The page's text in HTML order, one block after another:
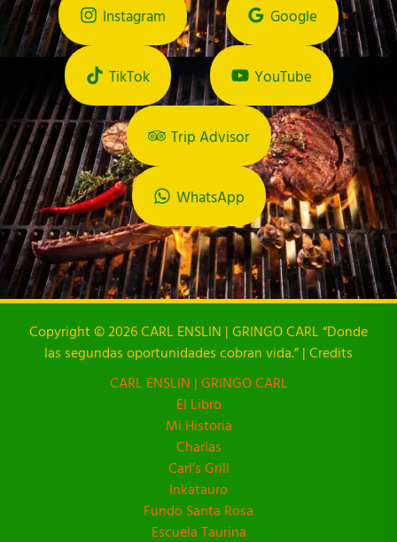
Instagram Google
TikTok YouTube
Trip Advisor
WhatsApp
Copyright © 2026 CARL ENSLIN | GRINGO CARL “Donde
las segundas oportunidades cobran vida.” | Credits
CARL ENSLIN | GRINGO CARL
El Libro
Mi Historia
Charlas
Carl’s Grill
Inkatauro
Fundo Santa Rosa
Escuela Taurina